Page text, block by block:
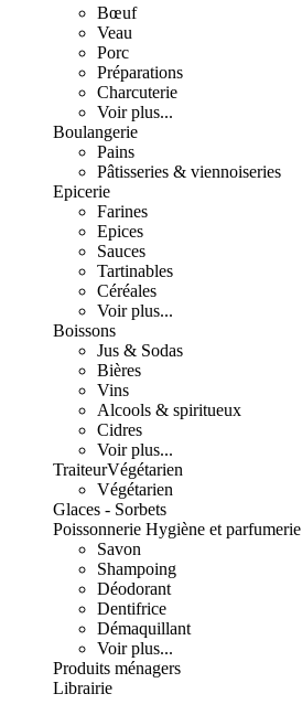
Bœuf
Veau
Porc
Préparations
Charcuterie
Voir plus...
Boulangerie
Pains
Pâtisseries & viennoiseries
Epicerie
Farines
Epices
Sauces
Tartinables
Céréales
Voir plus...
Boissons
Jus & Sodas
Bières
Vins
Alcools & spiritueux
Cidres
Voir plus...
TraiteurVégétarien
Végétarien
Glaces - Sorbets
Poissonnerie Hygiène et parfumerie
Savon
Shampoing
Déodorant
Dentifrice
Démaquillant
Voir plus...
Produits ménagers
Librairie